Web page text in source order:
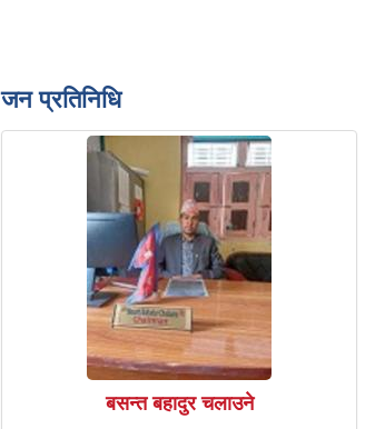
जन प्रतिनिधि
बसन्त बहादुर चलाउने